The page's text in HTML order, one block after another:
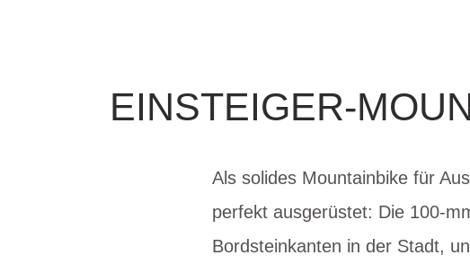
EINSTEIGER-
Als solides Mountainbike für
perfekt ausgerüstet: Die 100-
Bordsteinkanten in der Stadt,